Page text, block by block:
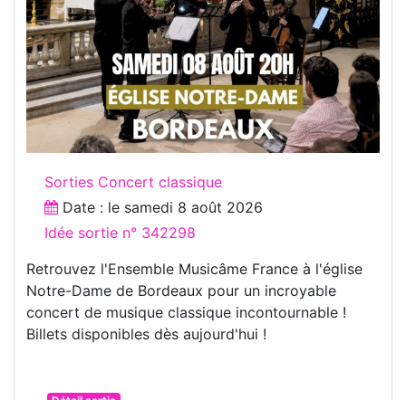
Sorties Concert classique
Date : le samedi 8 août 2026
Idée sortie n° 342298
Retrouvez l'Ensemble Musicâme France à l'église
Notre-Dame de Bordeaux pour un incroyable
concert de musique classique incontournable !
Billets disponibles dès aujourd'hui !